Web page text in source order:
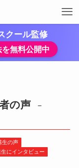
クール監修
無料公開中
の声
–
生の声
にインタビュー